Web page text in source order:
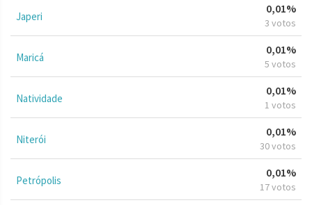
Japeri
0,01%
3 votos
Maricá
0,01%
5 votos
Natividade
0,01%
1 votos
Niterói
0,01%
30 votos
Petrópolis
0,01%
17 votos